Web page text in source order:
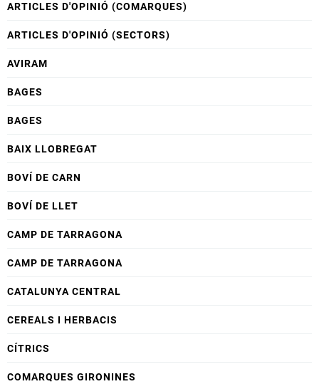
ARTICLES D'OPINIÓ (COMARQUES)
ARTICLES D'OPINIÓ (SECTORS)
AVIRAM
BAGES
BAGES
BAIX LLOBREGAT
BOVÍ DE CARN
BOVÍ DE LLET
CAMP DE TARRAGONA
CAMP DE TARRAGONA
CATALUNYA CENTRAL
CEREALS I HERBACIS
CÍTRICS
COMARQUES GIRONINES